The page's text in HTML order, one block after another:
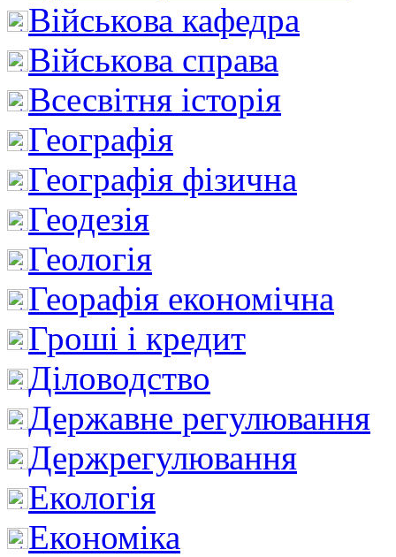
Військова кафедра
Військова справа
Всесвітня історія
Географія
Географія фізична
Геодезія
Геологія
Георафія економічна
Гроші і кредит
Діловодство
Державне регулювання
Держрегулювання
Екологія
Економіка